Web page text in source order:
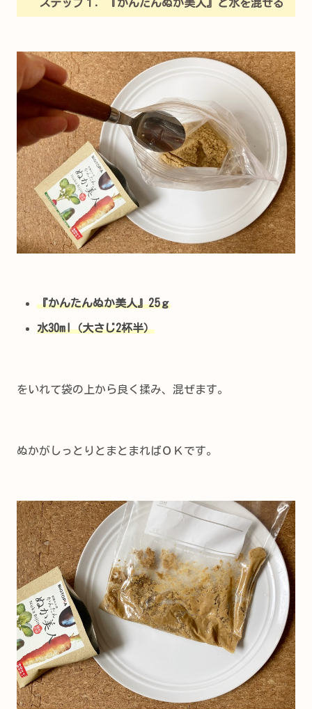
ステップ１．『かんたんぬか美人』と水を混ぜる
『かんたんぬか美人』25ｇ
水30ml（大さじ2杯半）
をいれて袋の上から良く揉み、混ぜます。
ぬかがしっとりとまとまればＯＫです。